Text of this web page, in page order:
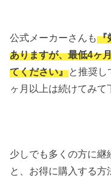
公式メーカーさんも『
ありますが、最低4ヶ
てください』と推奨
ヶ月以上は続けてみて
少しでも多くの方に継
と、お得に購入する方